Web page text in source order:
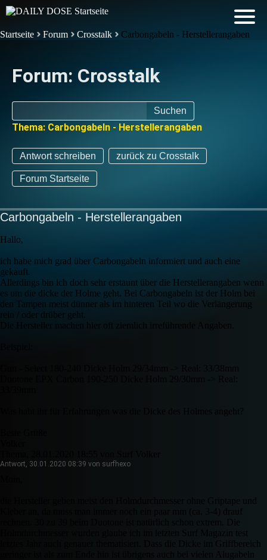
Startseite Forum Crosstalk Carbongabeln - Herstellerangaben
Forum: Crosstalk
Suchen
Thema: Carbongabeln - Herstellerangaben
Antwort schreiben zurück zu Crosstalk
Forum Startseite
Carbongabeln - Herstellerangaben
Hallo,
ich habe mich grad über Carbongabeln informiert und auch eine
gekauft.
Allerdings bin ich doch sehr erstaunt über die Herstellerangaben wenn
es um die dicke der Holme geht. Bei Carbongabeln ist der Holm bei
den Tampen meist dünner als im hinteren Teil wo die Verlängerung
rein / oder drüber geht.
Die Hersteller machen hier oft ziemlich irreführende Angaben.
Antwort, 30.01.2020 08:39 von surfhexo
die Hersteller geben meist den Holmdurchmesser ohne Griptape und
Kleber an, da muss man immer noch ein paar mm (ca. 3-4) drauf
Holmdurchmesser wurden glaube ich im letzten Surf Magazin test
letztes Jahr auch genauer thematisiert. Dass die Dicke im Griffbereich
geringer ist als zum Ende hin ist übrigens auch bei vielen Alugabeln